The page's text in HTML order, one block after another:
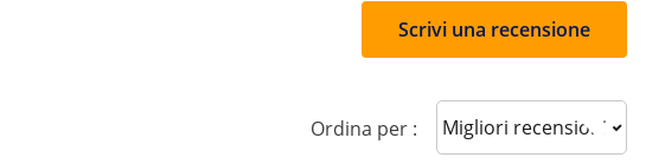
Scrivi una recensione
Ordina per : Sort reviews